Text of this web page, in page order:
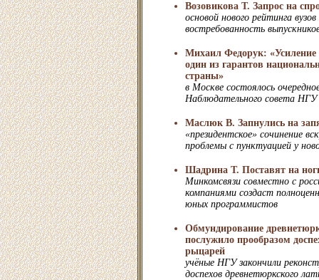
Возовикова Т. Запрос на
основой нового рейтинга
востребованность
Михаил Федорук: «Усиление
один из гарантов
страны»
в Москве состоялось
Наблюдательного совета НГУ
Маслюк В. Запнулись на
«президентское» сочинение
проблемы с пунктуацией у
Шадрина Т. Поставят на
Минкомсвязи совместно с
компаниями создаст
юных программистов
Обмундирование
послужило прообразом
рыцарей
учёные НГУ закончили
доспехов древнетюркского